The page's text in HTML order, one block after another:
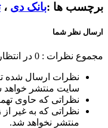
برچسب ها :بانک دی ،
ارسال نظر شما
مجموع نظرات : 0 در
نظرات ارسال شده
سایت منتشر خواهد
نظراتی که حاوی
نظراتی که به غیر
منتشر نخواهد شد.